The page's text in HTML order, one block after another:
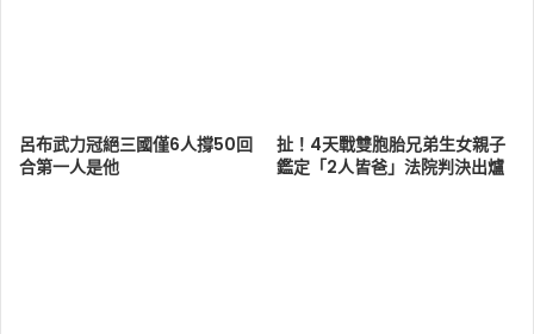
呂布武力冠絕三國僅6人撐50回
合第一人是他
扯！4天戰雙胞胎兄弟生女親子
鑑定「2人皆爸」法院判決出爐